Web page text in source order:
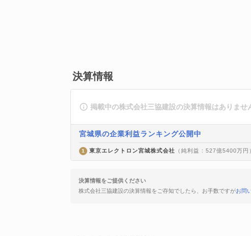
決算情報
掲載中の株式会社三協建設の決算情報はありませ
宮城県の企業利益ランキング公開中
1 東京エレクトロン宮城株式会社 （純利益 : 527億5400万円
決算情報をご提供ください
株式会社三協建設の決算情報をご存知でしたら、お手数ですがお問